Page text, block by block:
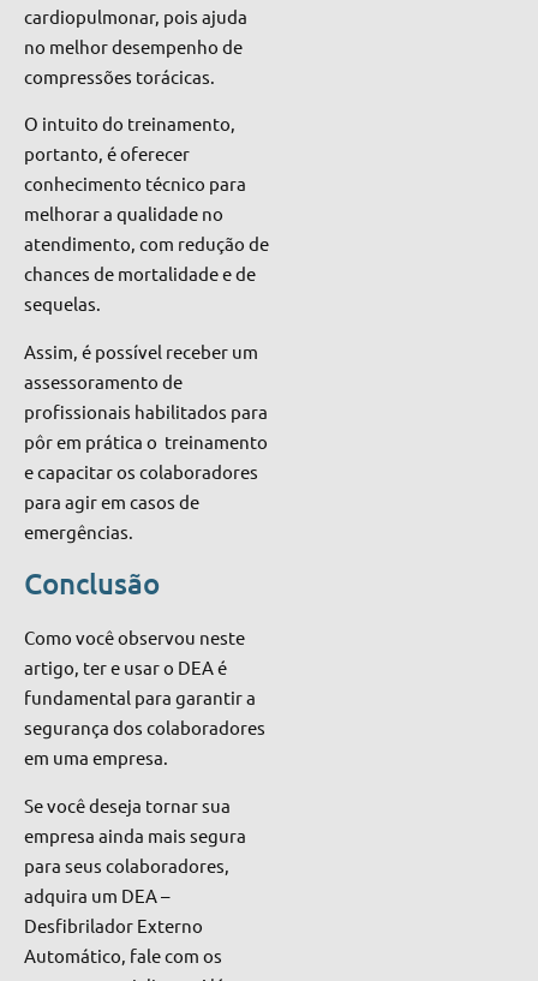
cardiopulmonar, pois ajuda
no melhor desempenho de
compressões torácicas.
O intuito do treinamento,
portanto, é oferecer
conhecimento técnico para
melhorar a qualidade no
atendimento, com redução de
chances de mortalidade e de
sequelas.
Assim, é possível receber um
assessoramento de
profissionais habilitados para
pôr em prática o treinamento
e capacitar os colaboradores
para agir em casos de
emergências.
Conclusão
Como você observou neste
artigo, ter e usar o DEA é
fundamental para garantir a
segurança dos colaboradores
em uma empresa.
Se você deseja tornar sua
empresa ainda mais segura
para seus colaboradores
adquira um DEA –
Desfibrilador Externo
Automático, fale com os